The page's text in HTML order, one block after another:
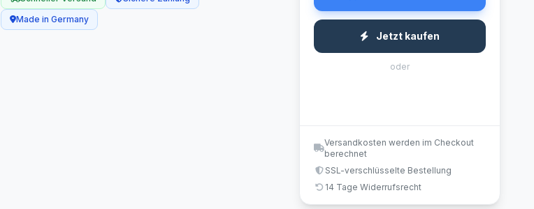
Made in Germany
Jetzt kaufen
oder
Versandkosten werden im Checkout
berechnet
SSL-verschlüsselte Bestellung
14 Tage Widerrufsrecht